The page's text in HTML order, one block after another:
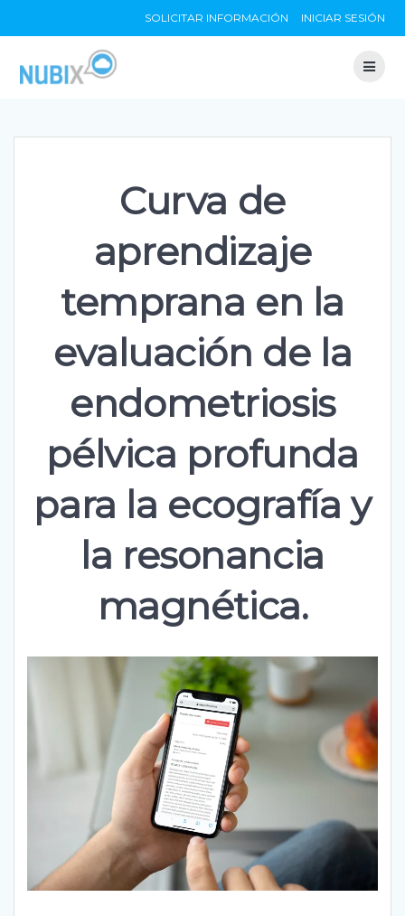
to
SOLICITAR INFORMACIÓN INICIAR SESIÓN
Curva de
aprendizaje
temprana en la
evaluación de la
endometriosis
pélvica profunda
para la ecografía y
la resonancia
magnética.